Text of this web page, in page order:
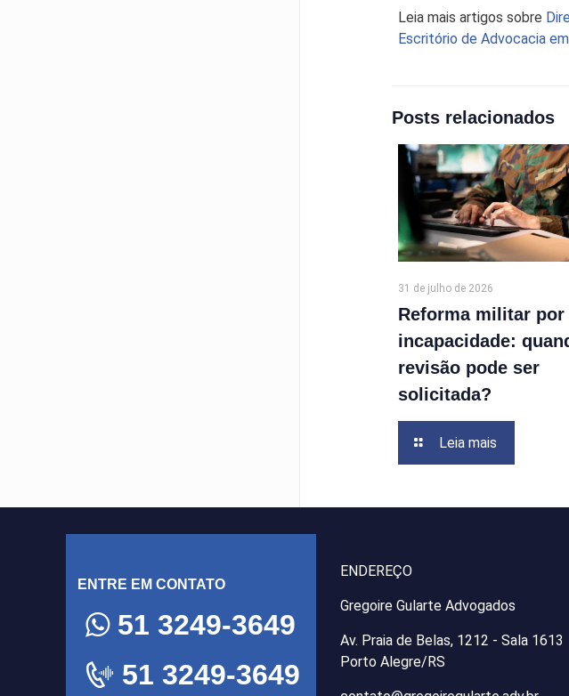
Leia mais artigos sobre
Escritório de Advocacia
Posts relacionados
31 de julho de 2026
Reforma militar por
incapacidade:
revisão pode ser
solicitada?
Leia mais
ENTRE EM CONTATO
51 3249-3649
51 3249-3649
ENDEREÇO
Gregoire Gularte Advogados
Av. Praia de Belas, 1212 - Sala 1613
Porto Alegre/RS